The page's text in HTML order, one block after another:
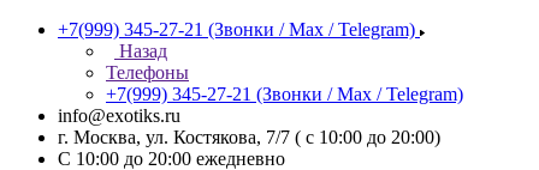
+7(999) 345-27-21 (Звонки / Max / Telegram)
Назад
Телефоны
+7(999) 345-27-21 (Звонки / Max / Telegram)
info@exotiks.ru
г. Москва, ул. Костякова, 7/7 ( с 10:00 до 20:00)
С 10:00 до 20:00 ежедневно